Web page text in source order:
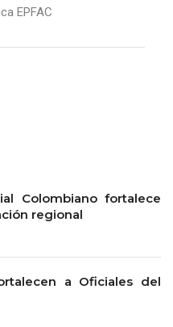
EPFAC
Colombiano fortalece
regional
a Oficiales del